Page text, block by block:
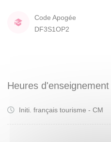
Code Apogée
DF3S1OP2
Heures d'enseignement
Initi. français tourisme - CM